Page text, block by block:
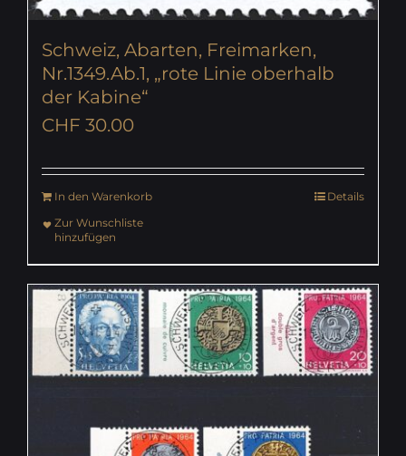
Schweiz, Abarten, Freimarken,
Nr.1349.Ab.1, „rote Linie oberhalb
der Kabine“
CHF 30.00
In den Warenkorb
Details
Zur Wunschliste
hinzufügen